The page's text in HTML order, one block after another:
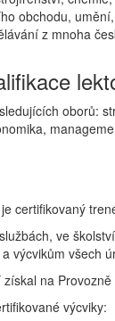
obchodu,
z mnoha
oborů:
je certifikovaný
ve
výcvikům všech
na
výcviky: